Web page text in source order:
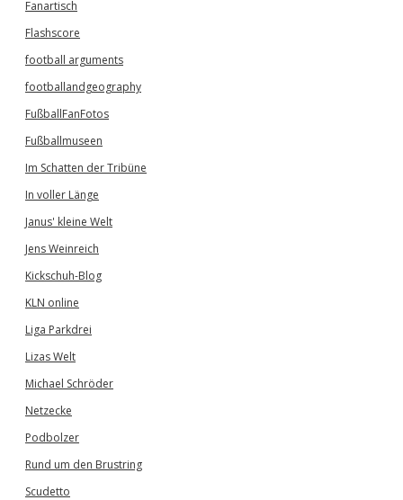
Fanartisch
Flashscore
football arguments
footballandgeography
FußballFanFotos
Fußballmuseen
Im Schatten der Tribüne
In voller Länge
Janus' kleine Welt
Jens Weinreich
Kickschuh-Blog
KLN online
Liga Parkdrei
Lizas Welt
Michael Schröder
Netzecke
Podbolzer
Rund um den Brustring
Scudetto